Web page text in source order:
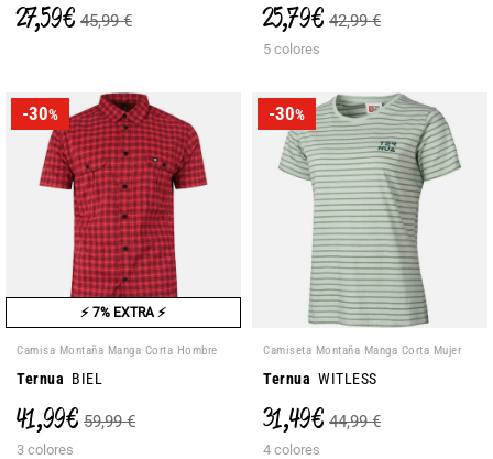
27,59 € 45,99 € 25,79 € 42,99 €
5 colores
-30%
⚡ 7% EXTRA ⚡
Camisa Montaña Manga Corta Hombre
Ternua BIEL
41,99 € 59,99 €
3 colores
-30%
Camiseta Montaña Manga Corta Mujer
Ternua WITLESS
31,49 € 44,99 €
4 colores